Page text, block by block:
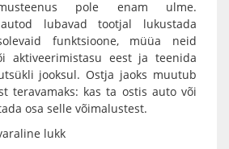
pole enam ulme.
autod lubavad tootjal lukustada
funktsioone, müüa neid
aktiveerimistasu eest ja teenida
jooksul. Ostja jaoks muutub
teravamaks: kas ta ostis auto või
osa selle võimalustest.
lukk